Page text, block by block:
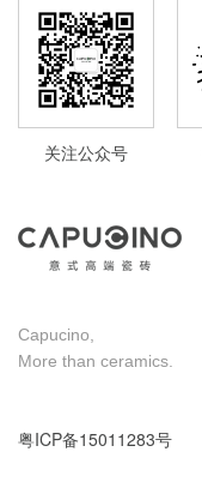
关注公众号
Capucino,
More than ceramics.
粤ICP备15011283号